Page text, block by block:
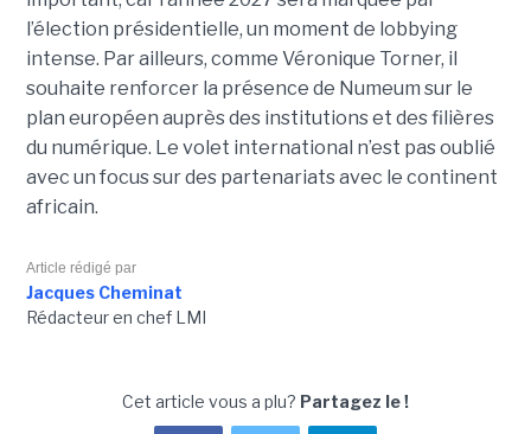
l’élection présidentielle, un moment de lobbying
intense. Par ailleurs, comme Véronique Torner, il
souhaite renforcer la présence de Numeum sur le
plan européen auprès des institutions et des filières
du numérique. Le volet international n’est pas oublié
avec un focus sur des partenariats avec le continent
africain.
Article rédigé par
Jacques Cheminat
Rédacteur en chef LMI
Cet article vous a plu? Partagez le !